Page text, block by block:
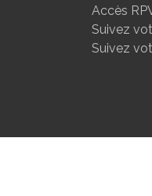
Accès
Suivez
Suivez